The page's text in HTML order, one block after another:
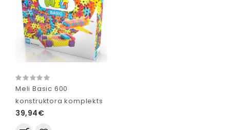
Meli Basic 600
konstruktora komplekts
39,94€